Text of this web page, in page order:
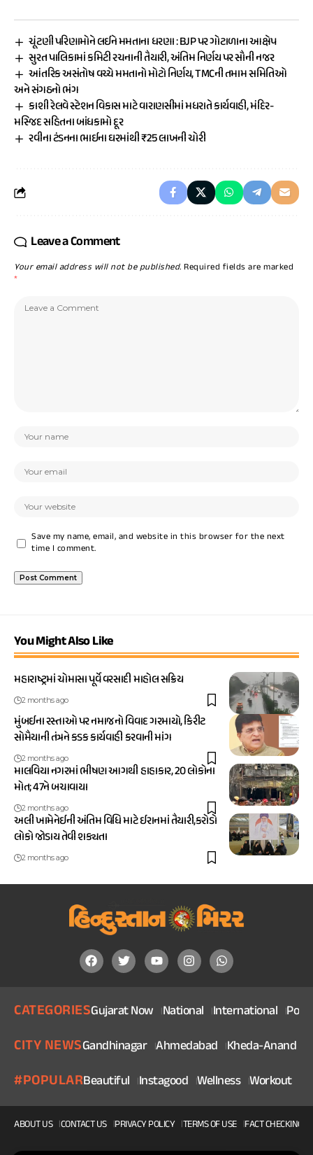
ચૂંટણી પરિણામોને લઈને મમતાના ધરણા : BJP પર ગોટાળાના આક્ષેપ
સુરત પાલિકામાં કમિટી રચનાની તૈયારી, અંતિમ નિર્ણય પર સૌની નજર
આંતરિક અસંતોષ વચ્ચે મમતાનો મોટો નિર્ણય, TMCની તમામ સમિતિઓ
અને સંગઠનો ભંગ
કાશી રેલવે સ્ટેશન વિકાસ માટે વારાણસીમાં મધરાતે કાર્યવાહી, મંદિર-
મસ્જિદ સહિતના બાંધકામો દૂર
રવીના ટંડનના ભાઈના ઘરમાંથી ₹25 લાખની ચોરી
Leave a Comment
Your email address will not be published. Required fields are marked
*
Save my name, email, and website in this browser for the next
time I comment.
You Might Also Like
મહારાષ્ટ્રમાં ચોમાસા પૂર્વે વરસાદી માહોલ સક્રિય
2 months ago
મુંબઈના રસ્તાઓ પર નમાજનો વિવાદ ગરમાયો, કિરીટ
સોમૈયાની તંત્રને કડક કાર્યવાહી કરવાની માંગ
2 months ago
માલવિયા નગરમાં ભીષણ આગથી હાહાકાર, 20 લોકોના
મોત; 47ને બચાવાયા
2 months ago
અલી ખામેનેઈની અંતિમ વિધિ માટે ઈરાનમાં તૈયારી,કરોડો
લોકો જોડાય તેવી શક્યતા
2 months ago
CATEGORIESGujarat Now National International
CITY NEWSGandhinagar Ahmedabad Kheda-Anand
#POPULARBeautiful Instagood Wellness Workout
ABOUT US CONTACT US PRIVACY POLICY TERMS OF USE FACT CHECKING